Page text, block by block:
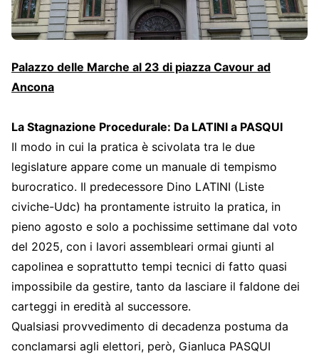
Palazzo delle Marche al 23 di piazza Cavour ad
Ancona
La Stagnazione Procedurale: Da LATINI a PASQUI
Il modo in cui la pratica è scivolata tra le due
legislature appare come un manuale di tempismo
burocratico. Il predecessore Dino LATINI (Liste
civiche-Udc) ha prontamente istruito la pratica, in
pieno agosto e solo a pochissime settimane dal voto
del 2025, con i lavori assembleari ormai giunti al
capolinea e soprattutto tempi tecnici di fatto quasi
impossibile da gestire, tanto da lasciare il faldone dei
carteggi in eredità al successore.
Qualsiasi provvedimento di decadenza postuma da
conclamarsi agli elettori, però, Gianluca PASQUI